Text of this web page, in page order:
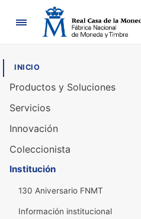
Navegación
INICIO
Productos y Soluciones
Servicios
Innovación
Coleccionista
Institución
130 Aniversario FNMT
Información institucional